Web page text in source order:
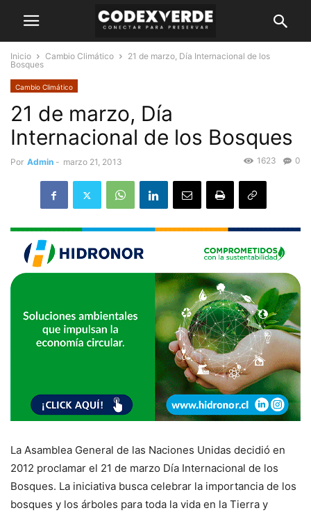
Inicio Cambio Climático
21 de marzo, Día Internacional de los
Bosques
Cambio Climático
21 de marzo, Día
Internacional de los Bosques
Por Admin - marzo 21, 2013 0
1623
La Asamblea General de las Naciones Unidas decidió en
2012 proclamar el 21 de marzo Día Internacional de los
Bosques. La iniciativa busca celebrar la importancia de los
bosques y los árboles para toda la vida en la Tierra y